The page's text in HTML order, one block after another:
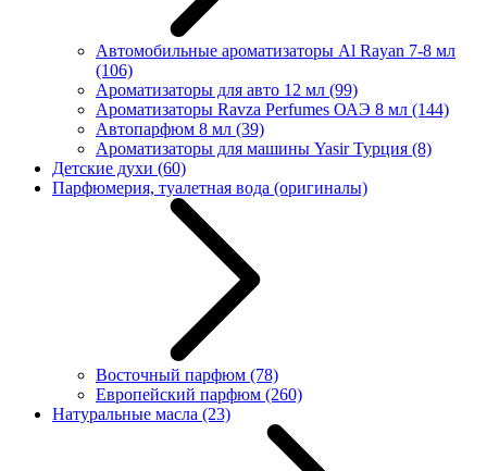
Автомобильные ароматизаторы Al Rayan 7-8 мл
(106)
Ароматизаторы для авто 12 мл (99)
Ароматизаторы Ravza Perfumes ОАЭ 8 мл (144)
Автопарфюм 8 мл (39)
Ароматизаторы для машины Yasir Турция (8)
Детские духи (60)
Парфюмерия, туалетная вода (оригиналы)
Восточный парфюм (78)
Европейский парфюм (260)
Натуральные масла (23)